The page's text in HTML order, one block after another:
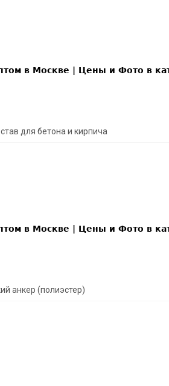
для бетона и кирпича
анкер (полиэстер)